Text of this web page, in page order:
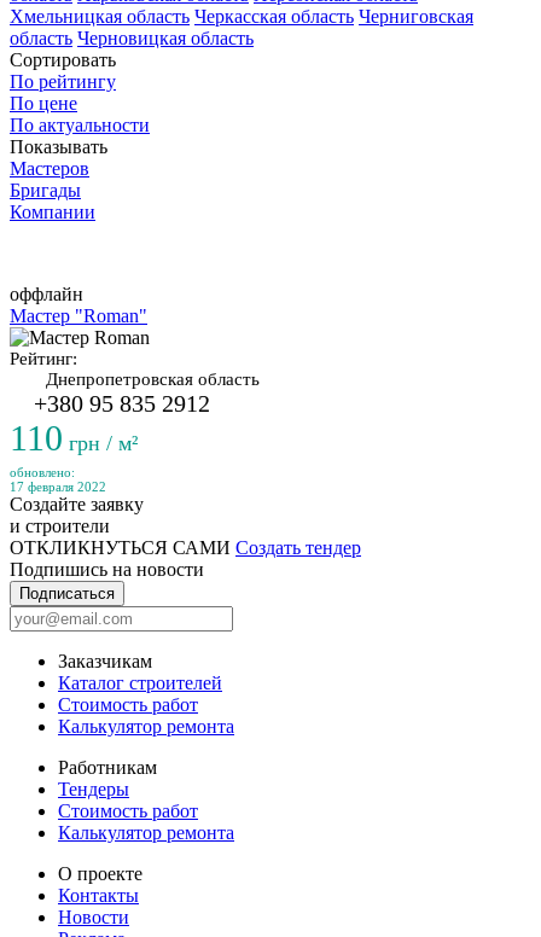
Хмельницкая область Черкасская область Черниговская
область Черновицкая область
Сортировать
По рейтингу
По цене
По актуальности
Показывать
Мастеров
Бригады
Компании
оффлайн
Мастер "Roman"
Рейтинг:
Днепропетровская область
+380 95 835 2912
110 грн / м²
обновлено:
17 февраля 2022
Создайте заявку
и строители
ОТКЛИКНУТЬСЯ САМИ Создать тендер
Подпишись на новости
Подписаться
Заказчикам
Каталог строителей
Стоимость работ
Калькулятор ремонта
Работникам
Тендеры
Стоимость работ
Калькулятор ремонта
О проекте
Контакты
Новости